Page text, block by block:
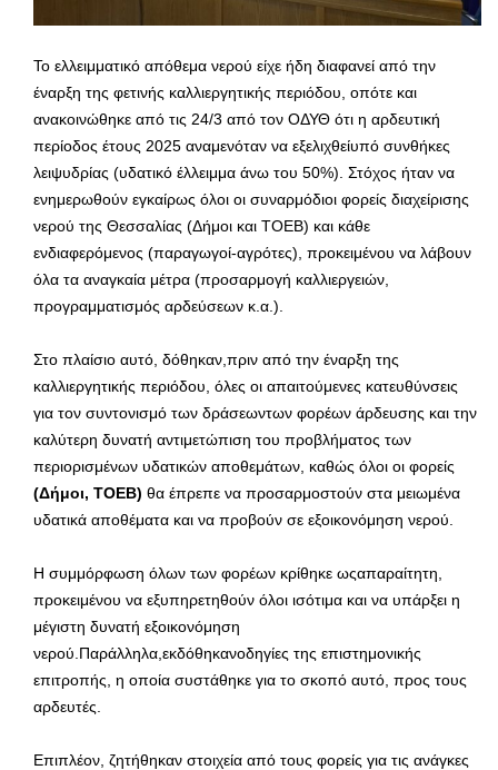
Το ελλειμματικό απόθεμα νερού είχε ήδη διαφανεί από την
έναρξη της φετινής καλλιεργητικής περιόδου, οπότε και
ανακοινώθηκε από τις 24/3 από τον ΟΔΥΘ ότι η αρδευτική
περίοδος έτους 2025 αναμενόταν να εξελιχθείυπό συνθήκες
λειψυδρίας (υδατικό έλλειμμα άνω του 50%). Στόχος ήταν να
ενημερωθούν εγκαίρως όλοι οι συναρμόδιοι φορείς διαχείρισης
νερού της Θεσσαλίας (Δήμοι και ΤΟΕΒ) και κάθε
ενδιαφερόμενος (παραγωγοί-αγρότες), προκειμένου να λάβουν
όλα τα αναγκαία μέτρα (προσαρμογή καλλιεργειών,
προγραμματισμός αρδεύσεων κ.α.).
Στο πλαίσιο αυτό, δόθηκαν,πριν από την έναρξη της
καλλιεργητικής περιόδου, όλες οι απαιτούμενες κατευθύνσεις
για τον συντονισμό των δράσεωντων φορέων άρδευσης και την
καλύτερη δυνατή αντιμετώπιση του προβλήματος των
περιορισμένων υδατικών αποθεμάτων, καθώς όλοι οι φορείς
(Δήμοι, ΤΟΕΒ) θα έπρεπε να προσαρμοστούν στα μειωμένα
υδατικά αποθέματα και να προβούν σε εξοικονόμηση νερού.
Η συμμόρφωση όλων των φορέων κρίθηκε ωςαπαραίτητη,
προκειμένου να εξυπηρετηθούν όλοι ισότιμα και να υπάρξει η
μέγιστη δυνατή εξοικονόμηση
νερού.Παράλληλα,εκδόθηκανοδηγίες της επιστημονικής
επιτροπής, η οποία συστάθηκε για το σκοπό αυτό, προς τους
αρδευτές.
Επιπλέον, ζητήθηκαν στοιχεία από τους φορείς για τις ανάγκες